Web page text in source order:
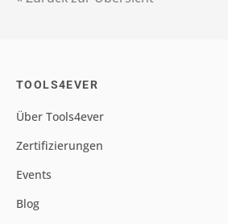
TOOLS4EVER
Über Tools4ever
Zertifizierungen
Events
Blog